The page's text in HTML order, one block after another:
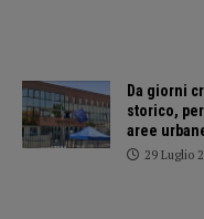
Da giorni
storico,
aree
29 Luglio